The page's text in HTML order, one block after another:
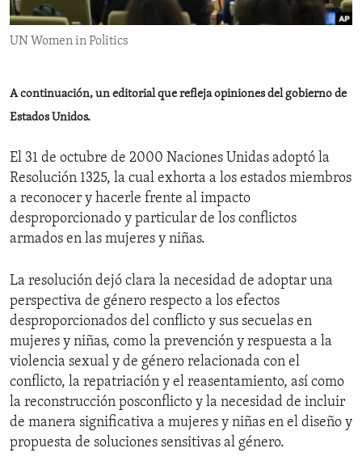
ENVIRONMENT AND HEALTH
IDEALS AND INSTITUTIONS
UN Women in Politics
A continuación, un editorial que refleja opiniones del gobierno de
Estados Unidos.
El 31 de octubre de 2000 Naciones Unidas adoptó la
Resolución 1325, la cual exhorta a los estados miembros
a reconocer y hacerle frente al impacto
desproporcionado y particular de los conflictos
armados en las mujeres y niñas.
La resolución dejó clara la necesidad de adoptar una
perspectiva de género respecto a los efectos
desproporcionados del conflicto y sus secuelas en
mujeres y niñas, como la prevención y respuesta a la
violencia sexual y de género relacionada con el
conflicto, la repatriación y el reasentamiento, así como
la reconstrucción posconflicto y la necesidad de incluir
de manera significativa a mujeres y niñas en el diseño y
propuesta de soluciones sensitivas al género.